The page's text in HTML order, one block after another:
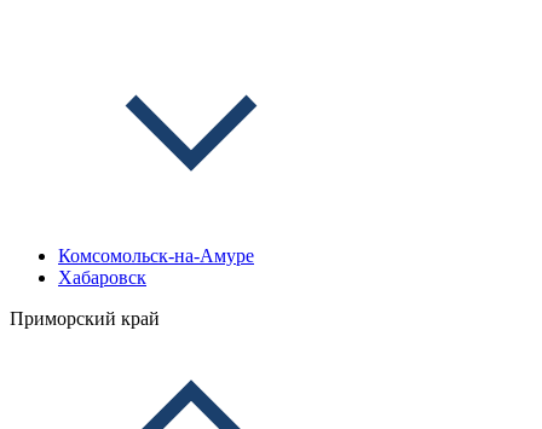
Комсомольск-на-Амуре
Хабаровск
Приморский край